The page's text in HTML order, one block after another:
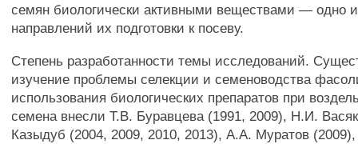
семян биологически активными веществами — одно
направлений их подготовки к посеву.
Степень разработанности темы исследований.
изучение проблемы селекции и семеноводства
использования биологических препаратов при
семена внесли Т.В. Буравцева (1991, 2009), Н.И.
Казыдуб (2004, 2009, 2010, 2013), A.A. Муратов